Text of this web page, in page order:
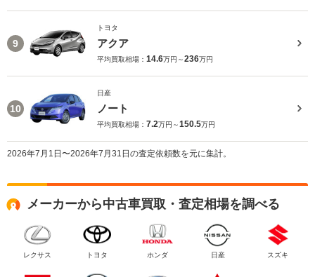
9
トヨタ
アクア
平均買取相場： 14.6万円～236万円
10
日産
ノート
平均買取相場： 7.2万円～150.5万円
2026年7月1日〜2026年7月31日の査定依頼数を元に集計。
メーカーから中古車買取・査定相場を調べる
レクサス トヨタ ホンダ 日産 スズキ